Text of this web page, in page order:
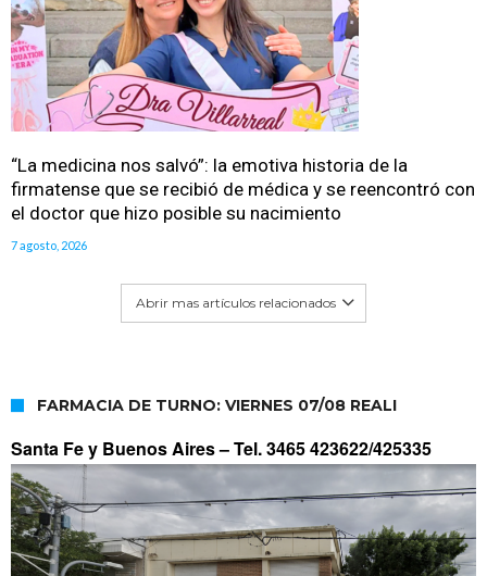
“La medicina nos salvó”: la emotiva historia de la
firmatense que se recibió de médica y se reencontró con
el doctor que hizo posible su nacimiento
7 agosto, 2026
Abrir mas artículos relacionados
FARMACIA DE TURNO: VIERNES 07/08 REALI
Santa Fe y Buenos Aires –Tel. 3465 423622/425335